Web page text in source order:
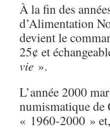
À la fin des
d’Alimentation
devient le
25¢ et
vie ».
L’année 2000
numismatique de
« 1960-2000 »